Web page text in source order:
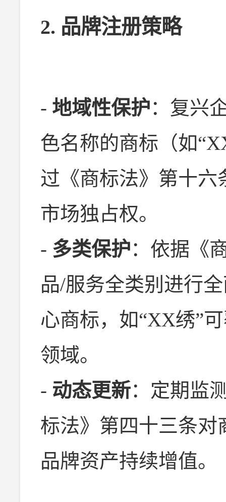
2. 品牌注册策略
- 地域性保护：复兴
色名称的商标（如
过《商标法》第十
市场独占权。
- 多类保护：依据《
品/服务全类别进行
心商标，如“XX绣”
领域。
- 动态更新：定期监
标法》第四十三条对
品牌资产持续增值。